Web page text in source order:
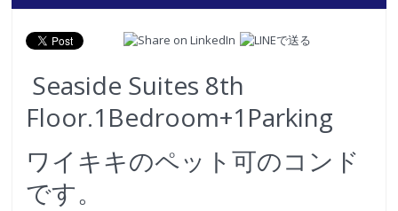
Seaside Suites 8th
Floor.1Bedroom+1Parking
ワイキキのペット可のコンド
です。